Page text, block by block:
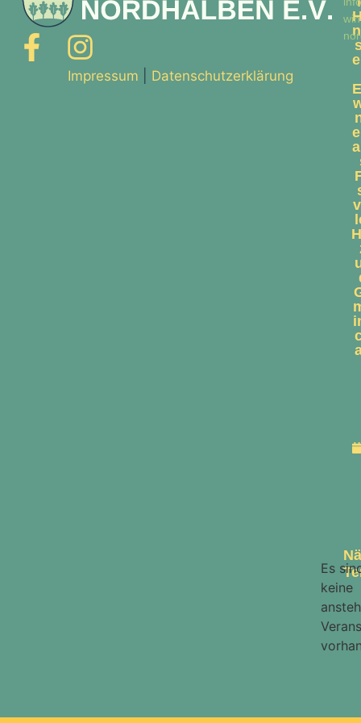
Impressum Datenschutzerklärung
Es
keine